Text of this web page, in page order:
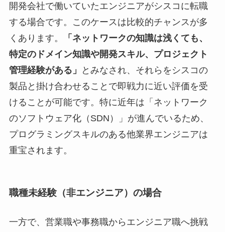
開発会社で働いていたエンジニアがシスコに転職
する場合です。このケースは比較的チャンスが多
くあります。
「ネットワークの知識は浅くても、
特定のドメイン知識や開発スキル、プロジェクト
管理経験がある」
とみなされ、それらをシスコの
製品と掛け合わせることで即戦力に近い評価を受
けることが可能です。特に近年は「ネットワーク
のソフトウェア化（SDN）」が進んでいるため、
プログラミングスキルのある他業界エンジニアは
重宝されます。
職種未経験（非エンジニア）の場合
一方で、営業職や事務職からエンジニア職へ挑戦